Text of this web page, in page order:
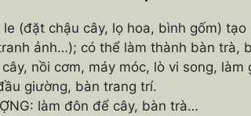
le (đặt chậu cây, lọ hoa, bình gốm)
ảnh…); có thể làm thành bàn trà,
nồi cơm, máy móc, lò vi song, làm
giường, bàn trang trí.
làm đôn để cây, bàn trà…